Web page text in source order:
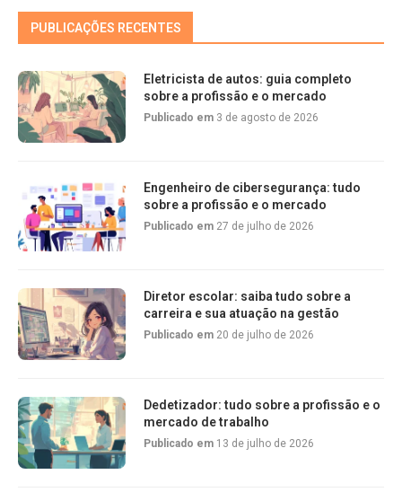
PUBLICAÇÕES RECENTES
Eletricista de autos: guia completo
sobre a profissão e o mercado
Publicado em 3 de agosto de 2026
Engenheiro de cibersegurança: tudo
sobre a profissão e o mercado
Publicado em 27 de julho de 2026
Diretor escolar: saiba tudo sobre a
carreira e sua atuação na gestão
Publicado em 20 de julho de 2026
Dedetizador: tudo sobre a profissão e o
mercado de trabalho
Publicado em 13 de julho de 2026